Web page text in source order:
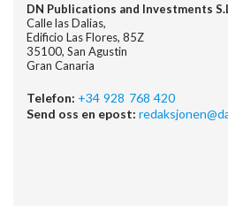
DN Publications and Investments
Calle las Dalias,
Edificio Las Flores, 85Z
35100, San Agustin
Gran Canaria
Telefon: +34 928 768 420
Send oss en epost: